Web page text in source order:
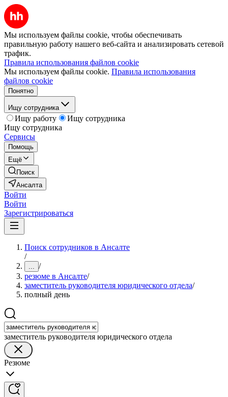
Мы используем файлы cookie, чтобы обеспечивать
правильную работу нашего веб-сайта и анализировать сетевой
трафик.
Правила использования файлов cookie
Мы используем файлы cookie. Правила использования
файлов cookie
Понятно
Ищу сотрудника
Ищу работу
Ищу сотрудника
Ищу сотрудника
Сервисы
Помощь
Ещё
Поиск
Ансалта
Войти
Войти
Зарегистрироваться
Поиск сотрудников в Ансалте
/
... /
резюме в Ансалте/
заместитель руководителя юридического отдела/
полный день
заместитель руководителя юридического отдела
Резюме